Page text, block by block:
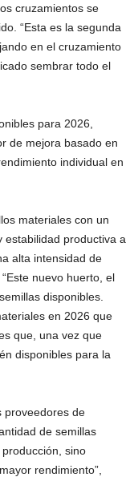
cruzamientos se
“Esta es la segunda
en el cruzamiento
sembrar todo el
para 2026,
de mejora basado en
individual en
materiales con un
estabilidad productiva a
alta intensidad de
nuevo huerto, el
disponibles.
en 2026 que
que, una vez que
disponibles para la
proveedores de
de semillas
sino
rendimiento”,